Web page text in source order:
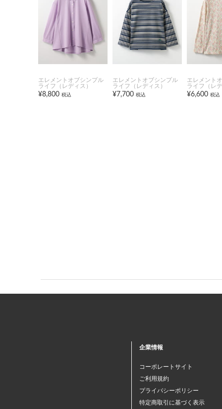
エレメントオブシンプル
ライフ（レディス）
¥8,800 税込
エレメントオブシンプル
ライフ（レディス）
¥7,700 税込
エレメント
ライフ（レ
¥6,600 税込
企業情報
コーポレートサイト
ご利用規約
プライバシーポリシー
特定商取引に基づく表示